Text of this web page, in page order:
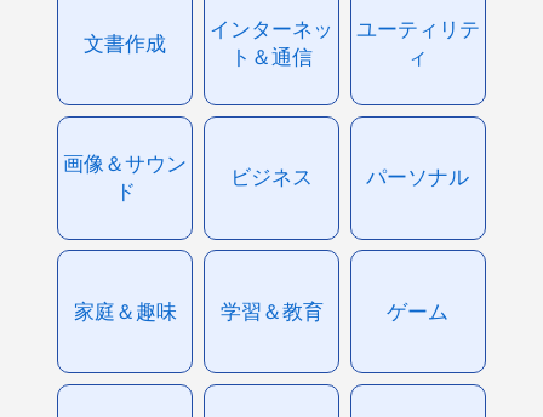
文書作成
インターネッ
ト＆通信
ユーティリテ
ィ
画像＆サウン
ド
ビジネス パーソナル
家庭＆趣味 学習＆教育 ゲーム